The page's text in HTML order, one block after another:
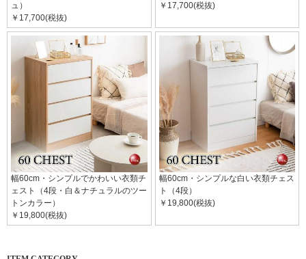
ュ）
￥17,700(税抜)
￥17,700(税抜)
幅60cm・シンプルでかわいい衣類チ
ェスト（4段・白＆ナチュラルのツー
トンカラー）
￥19,800(税抜)
幅60cm・シンプルな白い衣類チェス
ト（4段）
￥19,800(税抜)